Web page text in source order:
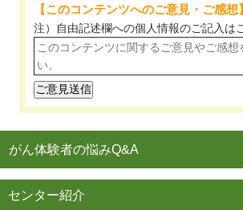
【このコンテンツへのご意見・ご感想】
注）自由記述欄への個人情報のご記入は
がん体験者の悩みQ&A
センター紹介